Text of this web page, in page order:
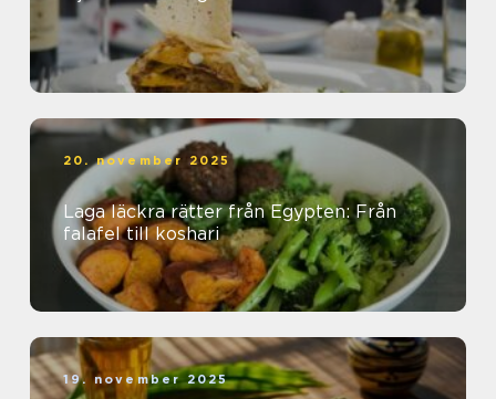
20. november 2025
Laga läckra rätter från Egypten: Från
falafel till koshari
19. november 2025